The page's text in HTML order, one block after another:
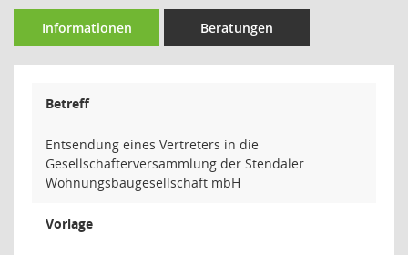
Informationen Beratungen
Betreff
Entsendung eines Vertreters in die
Gesellschafterversammlung der Stendaler
Wohnungsbaugesellschaft mbH
Vorlage